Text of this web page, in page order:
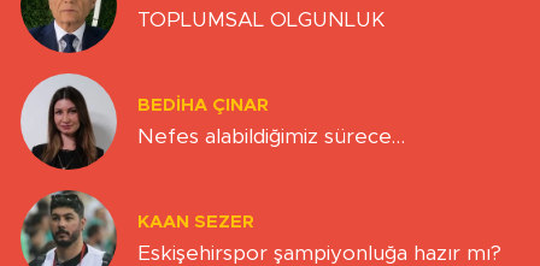
TOPLUMSAL OLGUNLUK
BEDIHA ÇINAR
Nefes alabildiğimiz sürece…
KAAN SEZER
Eskişehirspor şampiyonluğa hazır mı?